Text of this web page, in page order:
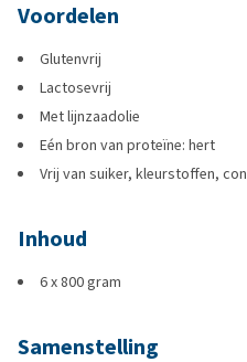
Voordelen
Glutenvrij
Lactosevrij
Met lijnzaadolie
Eén bron van proteïne: hert
Vrij van suiker, kleurstoffen,
Inhoud
6 x 800 gram
Samenstelling